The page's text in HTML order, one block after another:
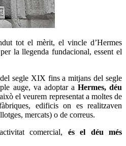
tot el mèrit, el vincle d’Hermes
la llegenda fundacional, essent el
segle XIX fins a mitjans del segle
auge, va adoptar a Hermes, déu
el veurem representat a moltes de
edificis on es realitzaven
mercats) o de correus.
comercial, és el déu més